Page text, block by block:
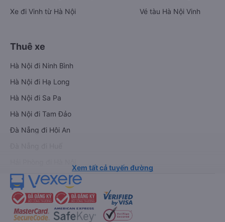
Xe đi Vinh từ Hà Nội
Vé tàu Hà Nội Vinh
Thuê xe
Hà Nội đi Ninh Bình
Hà Nội đi Hạ Long
Hà Nội đi Sa Pa
Hà Nội đi Tam Đảo
Đà Nẵng đi Hội An
Xem tất cả tuyến đường